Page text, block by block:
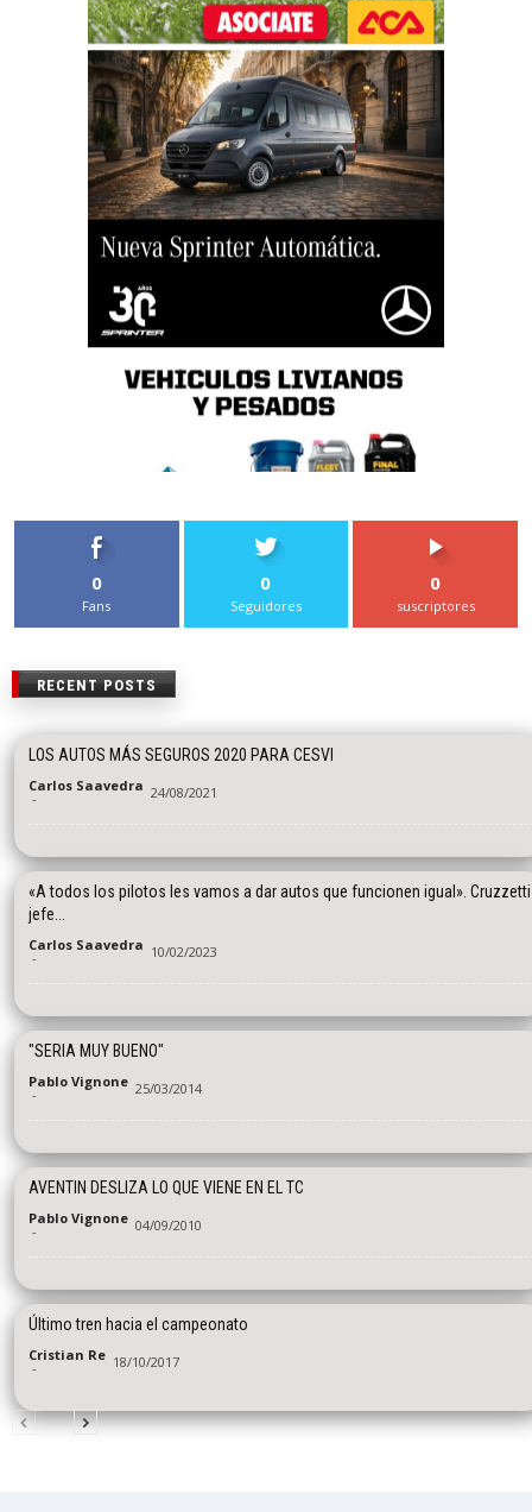
0
Fans
0
Seguidores
0
suscriptores
RECENT POSTS
LOS AUTOS MÁS SEGUROS 2020 PARA CESVI
Carlos Saavedra
- 24/08/2021
«A todos los pilotos les vamos a dar autos que funcionen igual». Cruzzetti
jefe...
Carlos Saavedra
- 10/02/2023
"SERIA MUY BUENO"
Pablo Vignone
- 25/03/2014
AVENTIN DESLIZA LO QUE VIENE EN EL TC
Pablo Vignone
- 04/09/2010
Último tren hacia el campeonato
Cristian Re
- 18/10/2017